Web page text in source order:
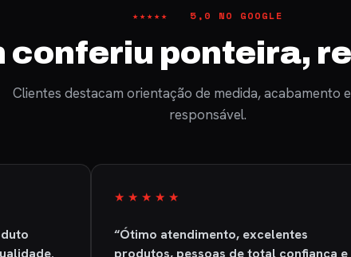
★★★★★ 5,0 NO GOOGLE
conferiu ponteira,
Clientes destacam orientação de medida, acabamento
responsável.
★★★★★
“Ótimo atendimento, excelentes
produtos, pessoas de total confiança e